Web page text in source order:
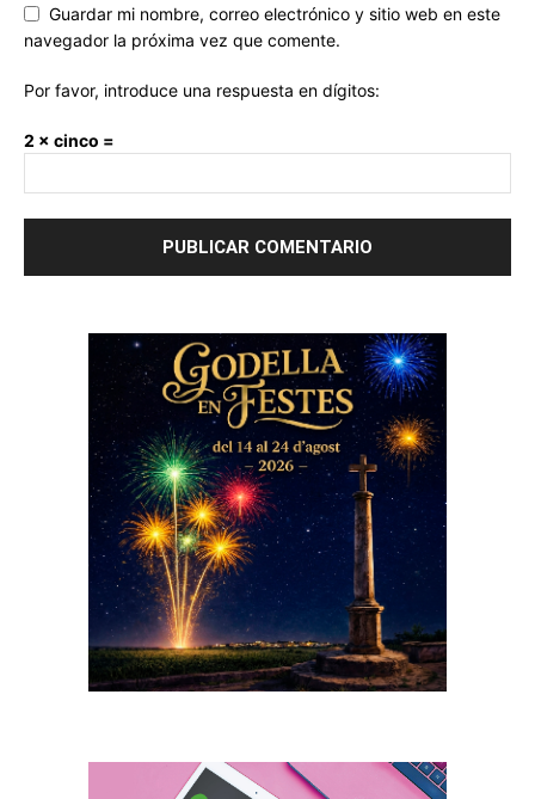
Guardar mi nombre, correo electrónico y sitio web en este
navegador la próxima vez que comente.
Por favor, introduce una respuesta en dígitos:
2 × cinco =